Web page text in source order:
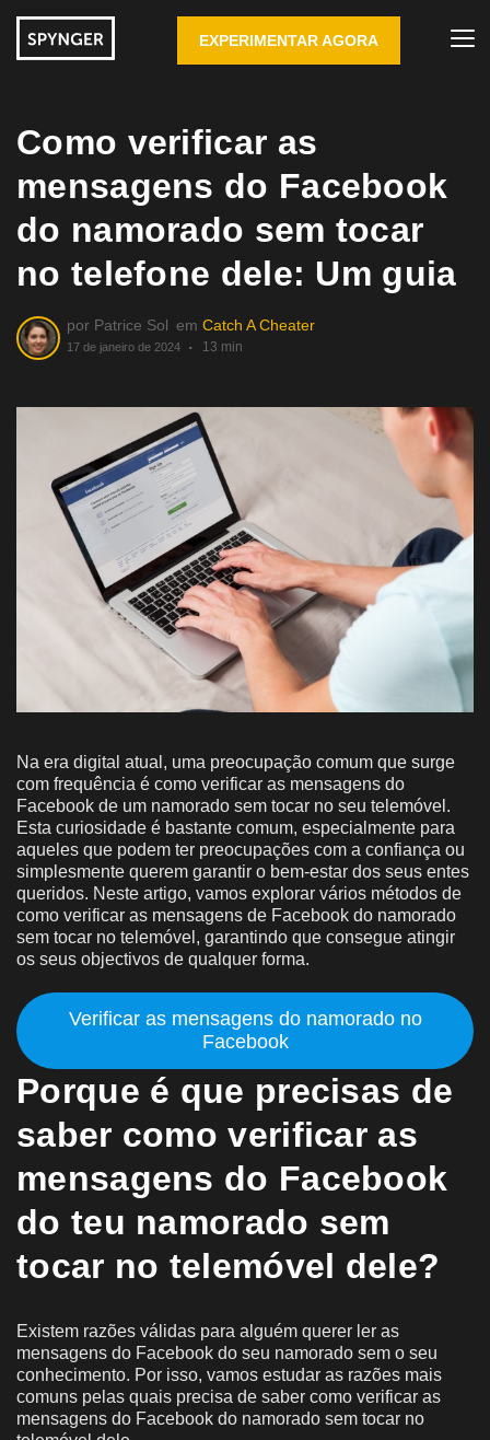
EXPERIMENTAR AGORA
Como verificar as
mensagens do Facebook
do namorado sem tocar
no telefone dele: Um guia
por Patrice Sol em Catch A Cheater
17 de janeiro de 2024 13 min
Na era digital atual, uma preocupação comum que surge
com frequência é como verificar as mensagens do
Facebook de um namorado sem tocar no seu telemóvel.
Esta curiosidade é bastante comum, especialmente para
aqueles que podem ter preocupações com a confiança ou
simplesmente querem garantir o bem-estar dos seus entes
queridos. Neste artigo, vamos explorar vários métodos de
como verificar as mensagens de Facebook do namorado
sem tocar no telemóvel, garantindo que consegue atingir
os seus objectivos de qualquer forma.
Verificar as mensagens do namorado no
Facebook
Porque é que precisas de
saber como verificar as
mensagens do Facebook
do teu namorado sem
tocar no telemóvel dele?
Existem razões válidas para alguém querer ler as
mensagens do Facebook do seu namorado sem o seu
conhecimento. Por isso, vamos estudar as razões mais
comuns pelas quais precisa de saber como verificar as
mensagens do Facebook do namorado sem tocar no